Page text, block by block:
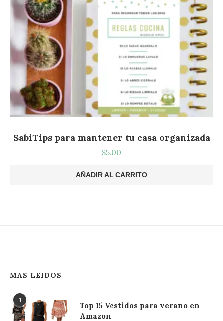
SabiTips para mantener tu casa organizada
$5.00
AÑADIR AL CARRITO
MAS LEIDOS
1
Top 15 Vestidos para verano en
Amazon